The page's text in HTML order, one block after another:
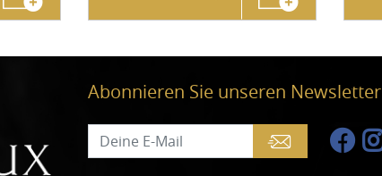
Abonnieren Sie unseren Newsletter